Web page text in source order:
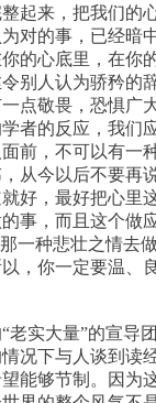
起来，把我们的
对的事，已经暗
的心底里，在你
别人认为骄矜的
点敬畏，恐惧广
者的反应，我们
前，不可以有一
，从今以后不要再
好，最好把心里
事，而且这个做
一种悲壮之情去
，你一定要温、
老实大量”的宣导
况下与人谈到读
能够节制。因为